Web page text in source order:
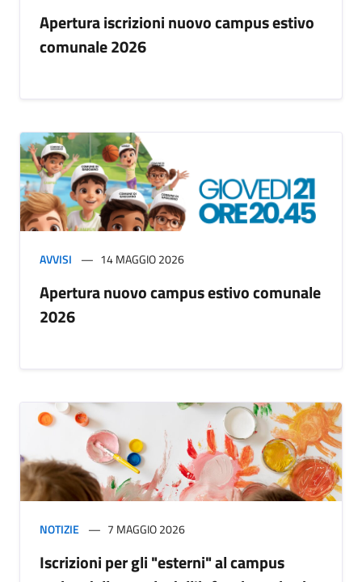
Apertura iscrizioni nuovo campus estivo
comunale 2026
AVVISI 14 MAGGIO 2026
Apertura nuovo campus estivo comunale
2026
NOTIZIE 7 MAGGIO 2026
Iscrizioni per gli "esterni" al campus